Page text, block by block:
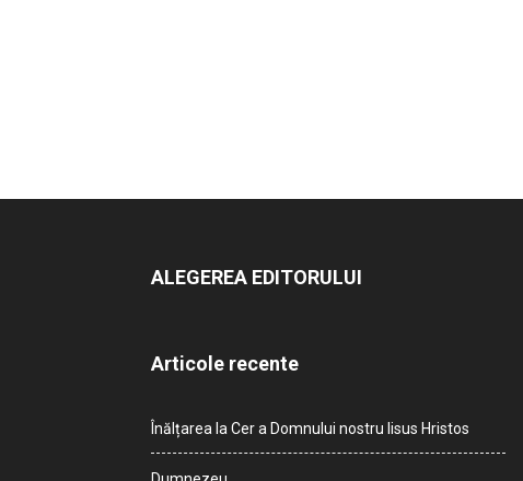
ALEGEREA EDITORULUI
Articole recente
Înălțarea la Cer a Domnului nostru Iisus Hristos